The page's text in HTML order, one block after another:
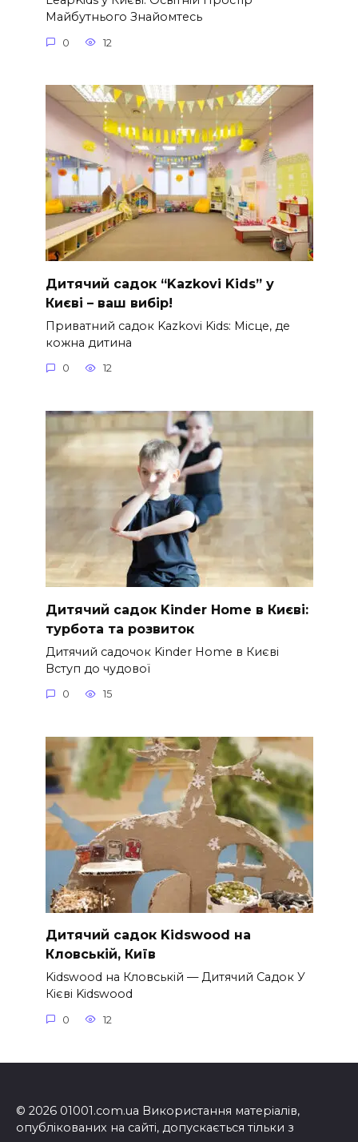
Майбутнього Знайомтесь
0 12
Дитячий садок “Kazkovi Kids” у
Києві – ваш вибір!
Приватний садок Kazkovi Kids: Місце, де
кожна дитина
0 12
Дитячий садок Kinder Home в Києві:
турбота та розвиток
Дитячий садочок Kinder Home в Києві
Вступ до чудової
0 15
Дитячий садок Kidswood на
Кловській, Київ
Kidswood на Кловській — Дитячий Садок У
Кієві Kidswood
0 12
© 2026 01001.com.ua Використання матеріалів,
опублікованих на сайті, допускається тільки з